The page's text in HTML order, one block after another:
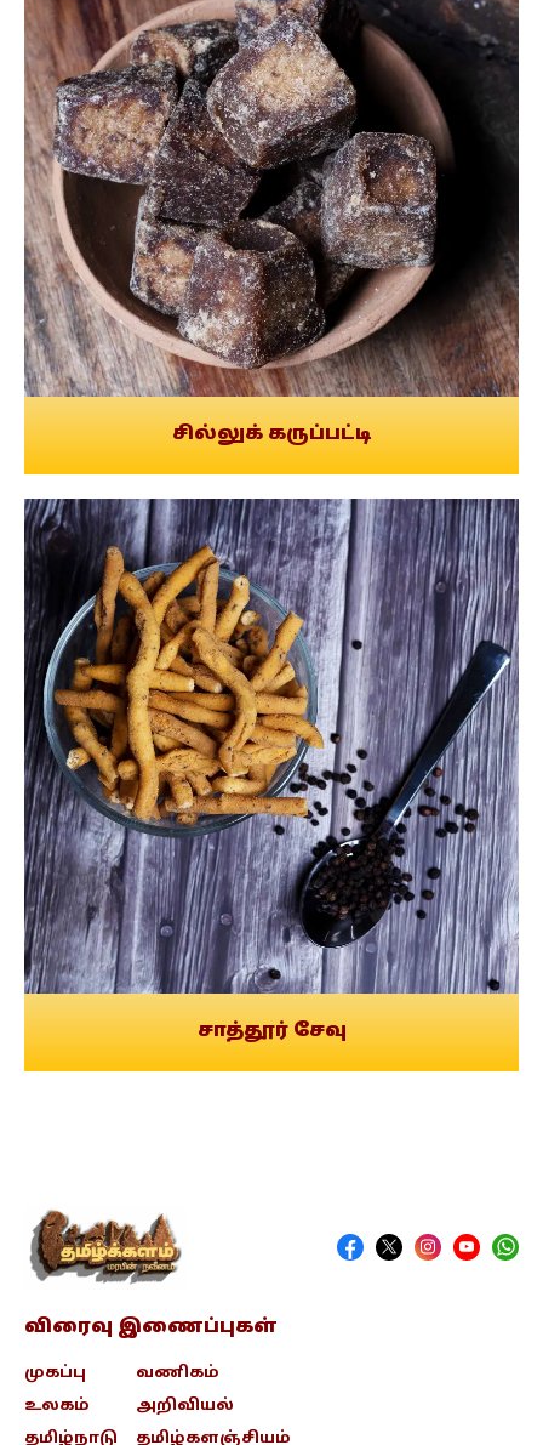
சில்லுக் கருப்பட்டி
சாத்தூர் சேவு
விரைவு இணைப்புகள்
முகப்பு
உலகம்
தமிழ்நாடு
வணிகம்
அறிவியல்
தமிழ்களஞ்சியம்